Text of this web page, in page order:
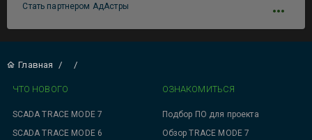
Стать партнером АдАстры
Главная / /
ЧТО НОВОГО
SCADA TRACE MODE 7
SCADA TRACE MODE 6
ОЗНАКОМИТЬСЯ
Подбор ПО для проекта
Обзор TRACE MODE 7